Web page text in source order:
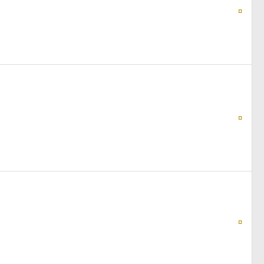
¤
¤
¤